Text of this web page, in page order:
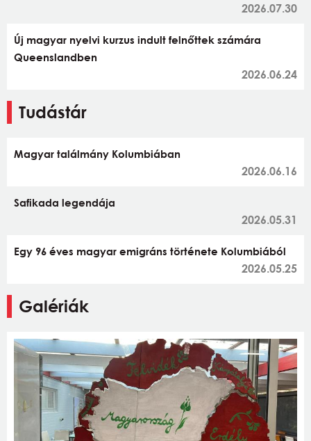
2026.07.30
Új magyar nyelvi kurzus indult felnőttek számára
Queenslandben
2026.06.24
Tudástár
Magyar találmány Kolumbiában
2026.06.16
Safikada legendája
2026.05.31
Egy 96 éves magyar emigráns története Kolumbiából
2026.05.25
Galériák